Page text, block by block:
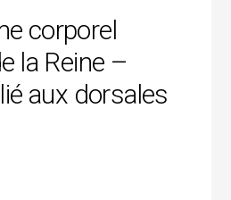
corporel
la Reine –
aux dorsales